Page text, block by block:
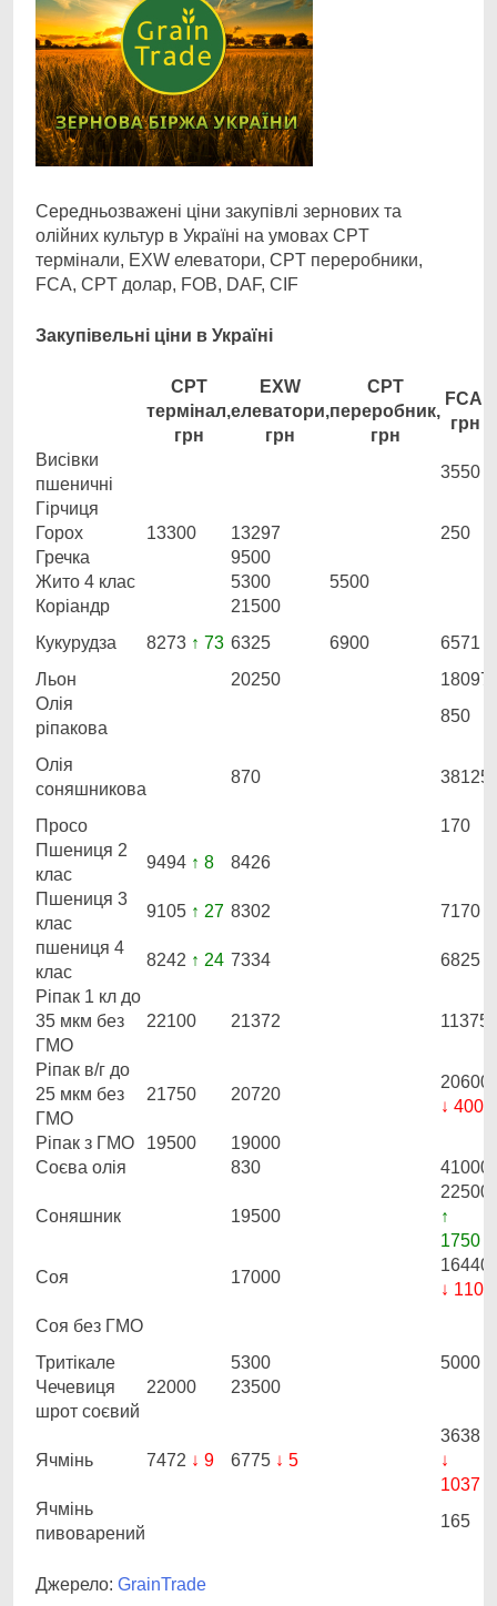
Середньозважені ціни закупівлі зернових та
олійних культур в Україні на умовах CPT
термінали, EXW елеватори, CPT переробники,
FCA, CPT долар, FOB, DAF, CIF
Закупівельні ціни в Україні
CPT
термінал,
грн
EXW
елеватори,
грн
CPT
переробник,
грн
FCA,
грн
Висівки
пшеничні
3550
Гірчиця
Горох
13300 13297 250
Гречка
9500
Жито 4 клас
5300
5500
Коріандр
21500
Кукурудза
8273 ↑ 73 6325 6900 6571
Льон
20250
18097
Олія
ріпакова
850
Олія
соняшникова
870 38125
Просо
170
Пшениця 2
клас
9494 ↑ 8 8426
Пшениця 3
клас
9105 ↑ 27 8302 7170
пшениця 4
клас
8242 ↑ 24 7334 6825
Ріпак 1 кл до
35 мкм без
ГМО
22100 21372 11375
Ріпак в/г до
25 мкм без
ГМО
21750 20720
20600
↓ 400
Ріпак з ГМО 19500
19000
Соєва олія
830 41000
Соняшник 19500
22500
↑
1750
Соя
17000
16440
↓ 110
Соя без ГМО
Тритікале
5300
5000
Чечевиця
22000
23500
шрот соєвий
Ячмінь 7472 ↓ 9 6775 ↓ 5
3638
↓
1037
Ячмінь
пивоварений
165
Джерело: GrainTrade